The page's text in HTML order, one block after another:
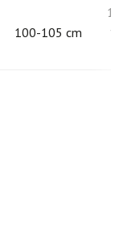
100-105 cm